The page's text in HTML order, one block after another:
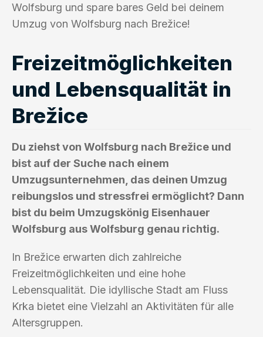
Wolfsburg und spare bares Geld bei deinem
Umzug von Wolfsburg nach Brežice!
Freizeitmöglichkeiten
und Lebensqualität in
Brežice
Du ziehst von Wolfsburg nach Brežice und
bist auf der Suche nach einem
Umzugsunternehmen, das deinen Umzug
reibungslos und stressfrei ermöglicht? Dann
bist du beim Umzugskönig Eisenhauer
Wolfsburg aus Wolfsburg genau richtig.
In Brežice erwarten dich zahlreiche
Freizeitmöglichkeiten und eine hohe
Lebensqualität. Die idyllische Stadt am Fluss
Krka bietet eine Vielzahl an Aktivitäten für alle
Altersgruppen.